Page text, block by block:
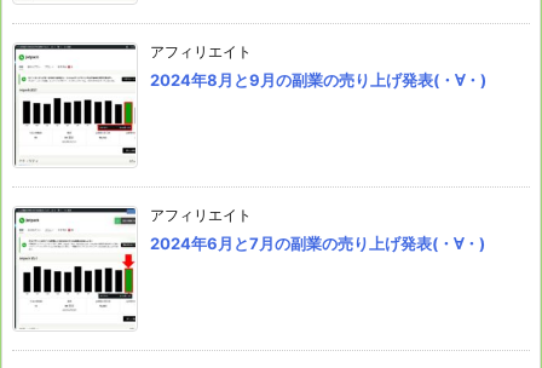
アフィリエイト
2024年8月と9月の副業の売り上げ発表(・∀・)
アフィリエイト
2024年6月と7月の副業の売り上げ発表(・∀・)